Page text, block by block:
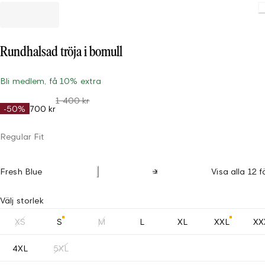
Rundhalsad tröja i bomull
Bli medlem, få 10% extra
-50% 700 kr
1 400 kr
Regular Fit
Fresh Blue Visa alla 12
Välj storlek
XS S M L XL XXL
4XL 5XL